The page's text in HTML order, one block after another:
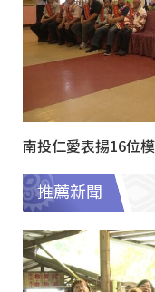
南投仁愛表揚16位
推薦新聞